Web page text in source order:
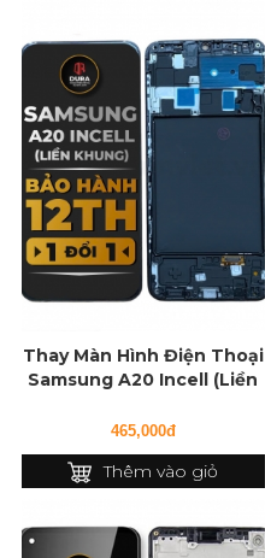
Thay Màn Hình Điện Thoại
Samsung A20 Incell (Liền
465,000đ
Thêm vào giỏ